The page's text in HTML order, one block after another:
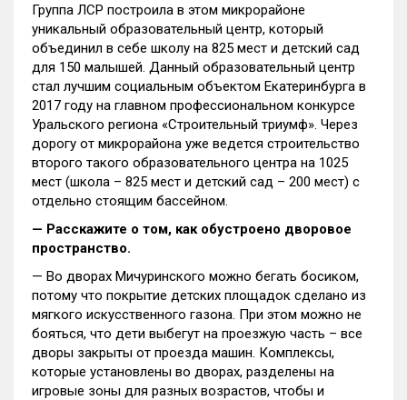
Группа ЛСР построила в этом микрорайоне
уникальный образовательный центр, который
объединил в себе школу на 825 мест и детский сад
для 150 малышей. Данный образовательный центр
стал лучшим социальным объектом Екатеринбурга в
2017 году на главном профессиональном конкурсе
Уральского региона «Строительный триумф». Через
дорогу от микрорайона уже ведется строительство
второго такого образовательного центра на 1025
мест (школа – 825 мест и детский сад – 200 мест) с
отдельно стоящим бассейном.
— Расскажите о том, как обустроено дворовое
пространство.
— Во дворах Мичуринского можно бегать босиком,
потому что покрытие детских площадок сделано из
мягкого искусственного газона. При этом можно не
бояться, что дети выбегут на проезжую часть – все
дворы закрыты от проезда машин. Комплексы,
которые установлены во дворах, разделены на
игровые зоны для разных возрастов, чтобы и